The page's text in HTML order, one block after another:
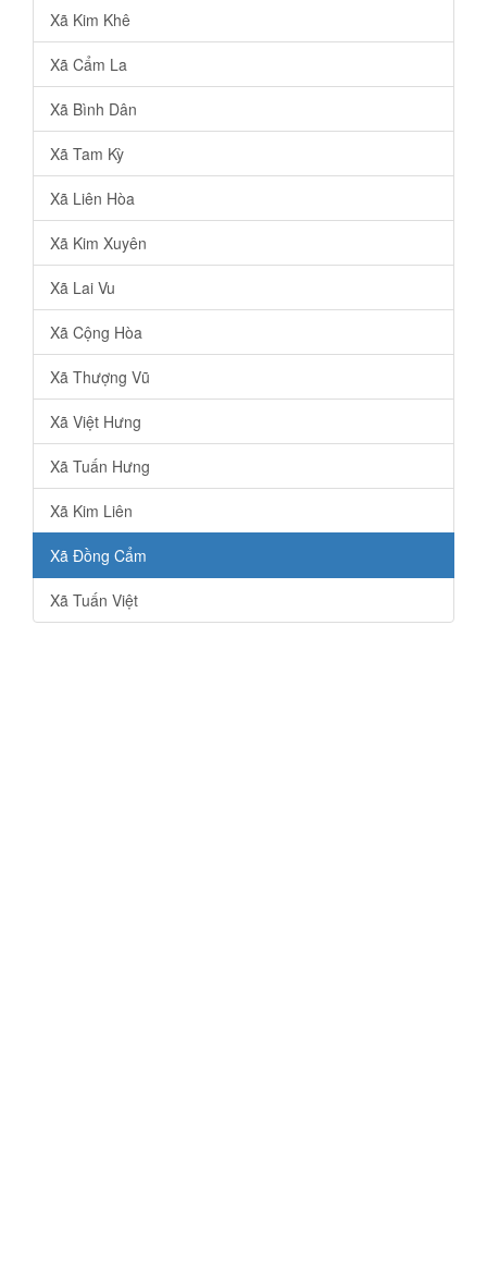
Xã Kim Khê
Xã Cẩm La
Xã Bình Dân
Xã Tam Kỳ
Xã Liên Hòa
Xã Kim Xuyên
Xã Lai Vu
Xã Cộng Hòa
Xã Thượng Vũ
Xã Việt Hưng
Xã Tuấn Hưng
Xã Kim Liên
Xã Đồng Cẩm
Xã Tuấn Việt